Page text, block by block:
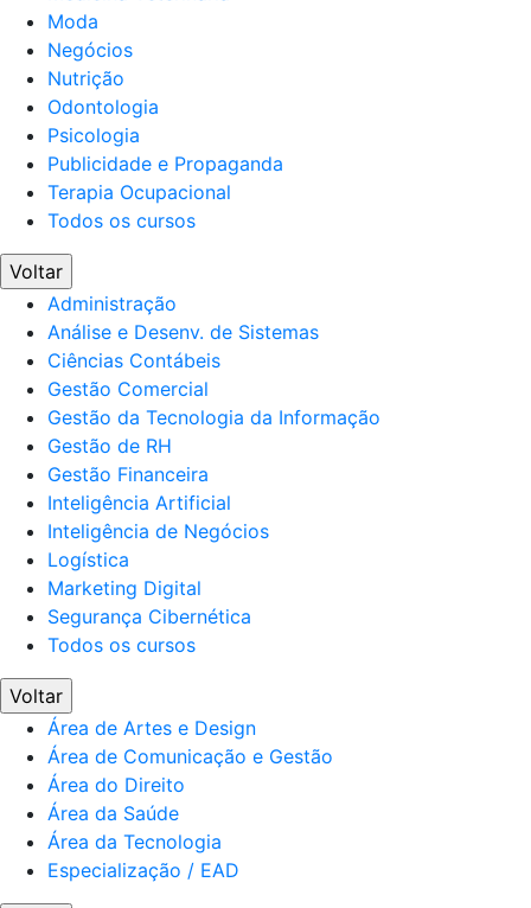
Moda
Negócios
Nutrição
Odontologia
Psicologia
Publicidade e Propaganda
Terapia Ocupacional
Todos os cursos
Voltar
Administração
Análise e Desenv. de Sistemas
Ciências Contábeis
Gestão Comercial
Gestão da Tecnologia da Informação
Gestão de RH
Gestão Financeira
Inteligência Artificial
Inteligência de Negócios
Logística
Marketing Digital
Segurança Cibernética
Todos os cursos
Voltar
Área de Artes e Design
Área de Comunicação e Gestão
Área do Direito
Área da Saúde
Área da Tecnologia
Especialização / EAD